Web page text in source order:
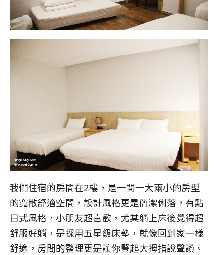
我們住宿的房間在2樓，是一間一大兩小的房型
的寬敝舒適空間，設計風格更是簡潔俐落，有點
日式風格，小朋友超喜歡，尤其躺上床後覺得超
舒服好躺，是採用五星級床墊，就像回到家一樣
舒適，房間的整理更是讓你豎起大拇指說聲讚。